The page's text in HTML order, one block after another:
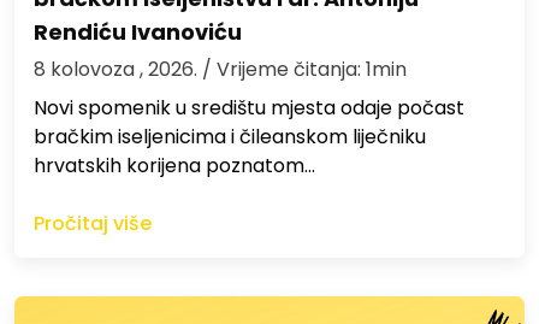
Rendiću Ivanoviću
8 kolovoza , 2026. / Vrijeme čitanja: 1min
Novi spomenik u središtu mjesta odaje počast
bračkim iseljenicima i čileanskom liječniku
hrvatskih korijena poznatom…
Pročitaj više